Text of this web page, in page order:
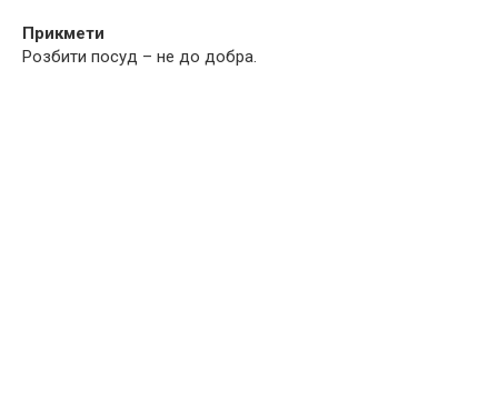
Прикмети
Розбити посуд – не до добра.